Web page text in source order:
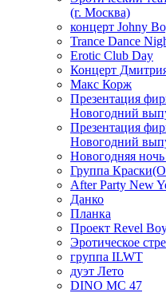
(г. Москва)
концерт Johny
Trance Dance
Erotic Club Day
Концерт
Макс Корж
Презентация
Новогодний
Презентация
Новогодний
Новогодняя
Группа
After Party New
Данко
Планка
Проект Revel
Эротическое
группа ILWT
дуэт Лето
DINO MC 47